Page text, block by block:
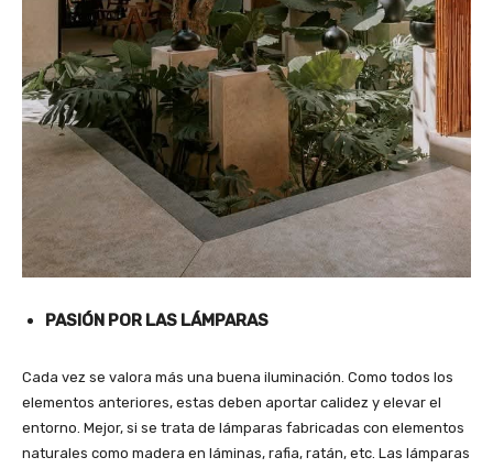
PASIÓN POR LAS LÁMPARAS
Cada vez se valora más una buena iluminación. Como todos los
elementos anteriores, estas deben aportar calidez y elevar el
entorno. Mejor, si se trata de lámparas fabricadas con elementos
naturales como madera en láminas, rafia, ratán, etc. Las lámparas